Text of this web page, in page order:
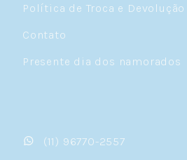
Política de Troca e Devolução
Contato
Presente dia dos namorados
(11) 96770-2557